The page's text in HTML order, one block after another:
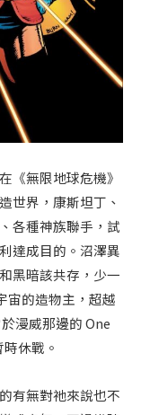
《無限地球危機》
世界，康斯坦丁、
各種神族聯手，試
達成目的。沼澤異
黑暗該共存，少一
宙的造物主，超越
漫威那邊的 One
休戰。
有無對祂來說也不